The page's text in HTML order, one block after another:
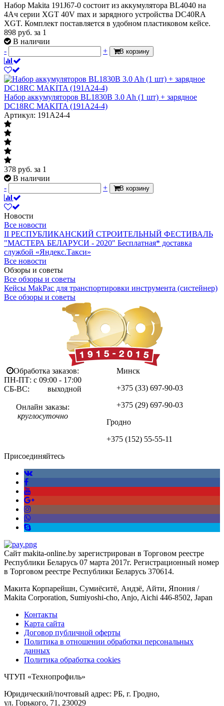
Набор Makita 191J67-0 состоит из аккумулятора BL4040 на
4Ач серии XGT 40V max и зарядного устройства DC40RA
XGT. Комплект поставляется в удобном пластиковом кейсе.
898 руб. за 1
В наличии
-
+ В корзину
Набор аккумуляторов BL1830B 3.0 Ah (1 шт) + зарядное
DC18RC MAKITA (191A24-4)
Артикул: 191A24-4
378 руб. за 1
В наличии
-
+ В корзину
Новости
Все новости
II РЕСПУБЛИКАНСКИЙ СТРОИТЕЛЬНЫЙ ФЕСТИВАЛЬ
"МАСТЕРА БЕЛАРУСИ - 2020" Бесплатная* доставка
службой «Яндекс.Такси»
Все новости
Обзоры и советы
Все обзоры и советы
Кейсы MakPac для транспортировки инструмента (систейнер)
Все обзоры и советы
Обработка заказов:
ПН-ПТ: с 09:00 - 17:00
СБ-ВС: выходной
Онлайн заказы:
круглосуточно
Минск
+375 (33) 697-90-03
+375 (29) 697-90-03
Гродно
+375 (152) 55-55-11
Присоединяйтесь
Сайт makita-online.by зарегистрирован в Торговом реестре
Республики Беларусь 07 марта 2017г. Регистрационный номер
в Торговом реестре Республики Беларусь 370614.
Макита Корпарейшн, Сумиёситё, Андзё, Айти, Япония /
Makita Corporation, Sumiyoshi-cho, Anjo, Aichi 446-8502, Japan
Контакты
Карта сайта
Договор публичной оферты
Политика в отношении обработки персональных
данных
Политика обработка cookies
ЧТУП «Технопрофиль»
Юридический/почтовый адрес: РБ, г. Гродно,
ул. Горького, 71, 230029